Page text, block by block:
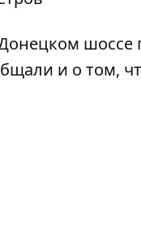
шоссе
и о том,